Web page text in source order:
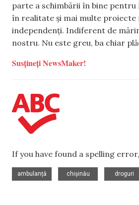
parte a schimbării în bine
în realitate și mai multe proiecte
independenți. Indiferent de
nostru. Nu este greu, ba chiar
Susțineți NewsMaker!
If you have found a spelling
ambulanță
chișinău
droguri